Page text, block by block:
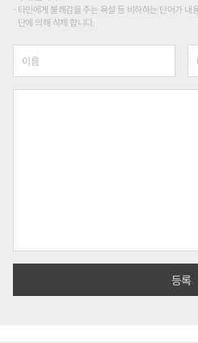
타인에게 불쾌감을 주는 욕설 등 비하하는 단어가
단에 의해 삭제 합니다.